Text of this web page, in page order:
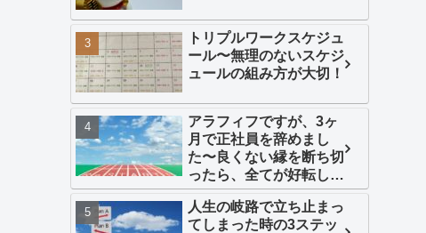
トリプルワークスケジュ
ール〜無理のないスケジ
ュールの組み方が大切！
アラフィフですが、3ヶ
月で正社員を辞めまし
た〜良くない縁を断ち切
ったら、全てが好転し始
めた！
人生の岐路で立ち止まっ
てしまった時の3ステッ